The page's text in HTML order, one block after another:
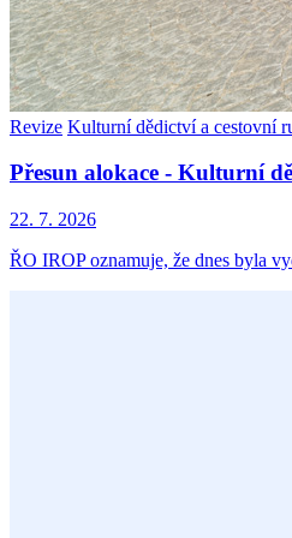
Revize Kulturní dědictví a cestovní
Přesun alokace - Kulturní
22. 7. 2026
ŘO IROP oznamuje, že dnes byla